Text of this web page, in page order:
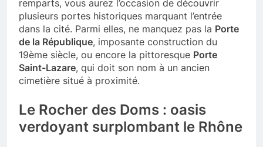
remparts, vous aurez l’occasion de découvrir
plusieurs portes historiques marquant l’entrée
dans la cité. Parmi elles, ne manquez pas la Porte
de la République, imposante construction du
19ème siècle, ou encore la pittoresque Porte
Saint-Lazare, qui doit son nom à un ancien
cimetière situé à proximité.
Le Rocher des Doms : oasis
verdoyant surplombant le Rhône